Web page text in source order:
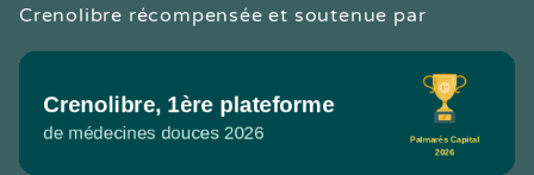
Crenolibre récompensée et soutenue par